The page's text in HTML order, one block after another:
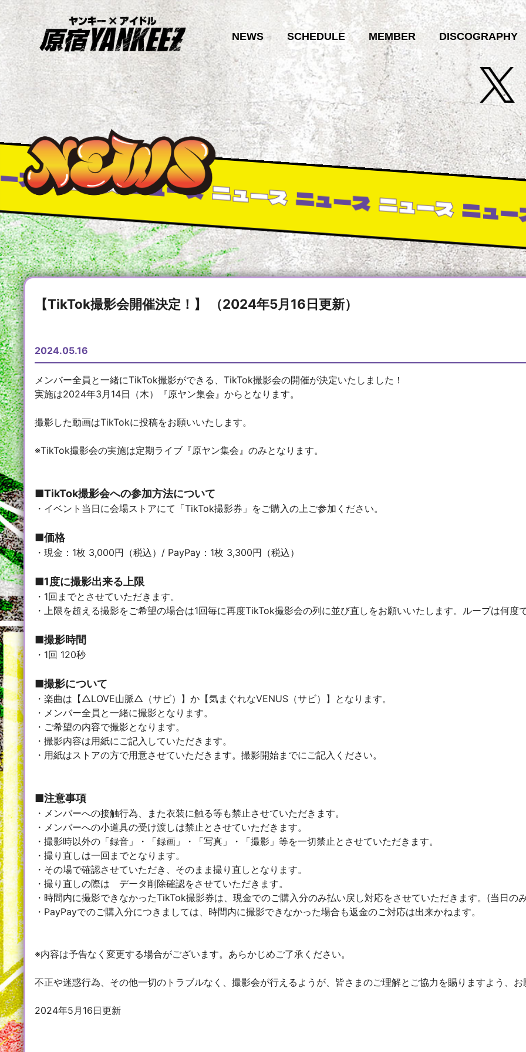
NEWS SCHEDULE MEMBER DISCOGRAPHY
ニュース ニュース ニュース ニュース ニュース ニュース
【TikTok撮影会開催決定！】 （2024年5月16日更新）
2024.05.16
メンバー全員と一緒にTikTok撮影ができる、TikTok撮影会の開催が決定いたしました！
実施は2024年3月14日（木）『原ヤン集会』からとなります。
撮影した動画はTikTokに投稿をお願いいたします。
※TikTok撮影会の実施は定期ライブ『原ヤン集会』のみとなります。
■TikTok撮影会への参加方法について
・イベント当日に会場ストアにて「TikTok撮影券」をご購入の上ご参加ください。
■価格
・現金：1枚 3,000円（税込）/ PayPay：1枚 3,300円（税込）
■1度に撮影出来る上限
・1回までとさせていただきます。
・上限を超える撮影をご希望の場合は1回毎に再度TikTok撮影会の列に並び直しをお願いいたします。ループは何度
■撮影時間
・1回 120秒
■撮影について
・楽曲は【△LOVE山脈△（サビ）】か【気まぐれなVENUS（サビ）】となります。
・メンバー全員と一緒に撮影となります。
・ご希望の内容で撮影となります。
・撮影内容は用紙にご記入していただきます。
・用紙はストアの方で用意させていただきます。撮影開始までにご記入ください。
■注意事項
・メンバーへの接触行為、また衣装に触る等も禁止させていただきます。
・メンバーへの小道具の受け渡しは禁止とさせていただきます。
・撮影時以外の「録音」・「録画」・「写真」・「撮影」等を一切禁止とさせていただきます。
・撮り直しは一回までとなります。
・その場で確認させていただき、そのまま撮り直しとなります。
・撮り直しの際は データ削除確認をさせていただきます。
・時間内に撮影できなかったTikTok撮影券は、現金でのご購入分のみ払い戻し対応をさせていただきます。(当日の
・PayPayでのご購入分につきましては、時間内に撮影できなかった場合も返金のご対応は出来かねます。
※内容は予告なく変更する場合がございます。あらかじめご了承ください。
不正や迷惑行為、その他一切のトラブルなく、撮影会が行えるようが、皆さまのご理解とご協力を賜りますよう、
2024年5月16日更新